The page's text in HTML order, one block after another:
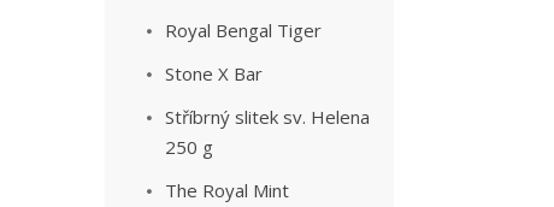
Royal Bengal Tiger
Stone X Bar
Stříbrný slitek sv. Helena
250 g
The Royal Mint